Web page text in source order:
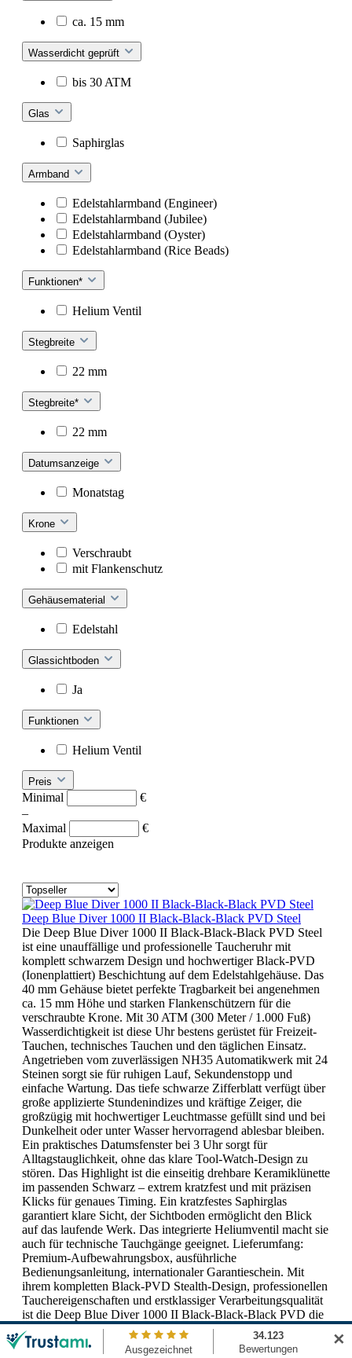
ca. 15 mm
Wasserdicht geprüft
bis 30 ATM
Glas
Saphirglas
Armband
Edelstahlarmband (Engineer)
Edelstahlarmband (Jubilee)
Edelstahlarmband (Oyster)
Edelstahlarmband (Rice Beads)
Funktionen*
Helium Ventil
Stegbreite
22 mm
Stegbreite*
22 mm
Datumsanzeige
Monatstag
Krone
Verschraubt
mit Flankenschutz
Gehäusematerial
Edelstahl
Glassichtboden
Ja
Funktionen
Helium Ventil
Preis
Minimal
€
–
Maximal
€
Produkte anzeigen
Deep Blue Diver 1000 II Black-Black-Black PVD Steel
Die Deep Blue Diver 1000 II Black-Black-Black PVD Steel
ist eine unauffällige und professionelle Taucheruhr mit
komplett schwarzem Design und hochwertiger Black-PVD
(Ionenplattiert) Beschichtung auf dem Edelstahlgehäuse. Das
40 mm Gehäuse bietet perfekte Tragbarkeit bei angenehmen
ca. 15 mm Höhe und starken Flankenschützern für die
verschraubte Krone. Mit 30 ATM (300 Meter / 1.000 Fuß)
Wasserdichtigkeit ist diese Uhr bestens gerüstet für Freizeit-
Tauchen, technisches Tauchen und den täglichen Einsatz.
Angetrieben vom zuverlässigen NH35 Automatikwerk mit 24
Steinen sorgt sie für ruhigen Lauf, Sekundenstopp und
einfache Wartung. Das tiefe schwarze Zifferblatt verfügt über
große applizierte Stundenindizes und kräftige Zeiger, die
großzügig mit hochwertiger Leuchtmasse gefüllt sind und bei
Dunkelheit oder unter Wasser hervorragend ablesbar bleiben.
Ein praktisches Datumsfenster bei 3 Uhr sorgt für
Alltagstauglichkeit, ohne das klare Tool-Watch-Design zu
stören. Das Highlight ist die einseitig drehbare Keramiklünette
im passenden Schwarz – extrem kratzfest und mit präzisen
Klicks für genaues Timing. Ein kratzfestes Saphirglas
garantiert klare Sicht, der Sichtboden ermöglicht den Blick
auf das laufende Werk. Das integrierte Heliumventil macht sie
auch für technische Tauchgänge geeignet. Lieferumfang:
Premium-Aufbewahrungsbox, ausführliche
Bedienungsanleitung, internationaler Garantieschein. Mit
ihrem kompletten Black-PVD Stealth-Design, professionellen
Tauchereigenschaften und erstklassiger Verarbeitungsqualität
ist die Deep Blue Diver 1000 II Black-Black-Black PVD die
ideale Wahl für Taucher und Uhrenliebhaber, die ein
markantes, kompromissloses All-Black-Zeitmessgerät suchen.
✕